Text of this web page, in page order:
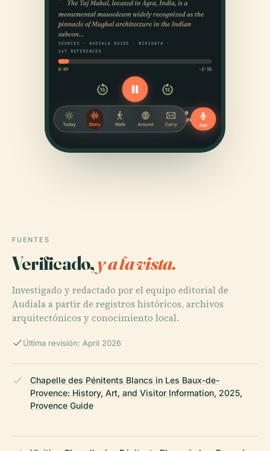
FUENTES
Verificado,y a la vista.
Investigado y redactado por el equipo editorial de
Audiala a partir de registros históricos, archivos
arquitectónicos y conocimiento local.
Última revisión: April 2026
Chapelle des Pénitents Blancs in Les Baux-de-
Provence: History, Art, and Visitor Information, 2025,
Provence Guide